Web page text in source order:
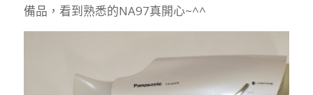
備品，看到熟悉的NA97真開心~^^